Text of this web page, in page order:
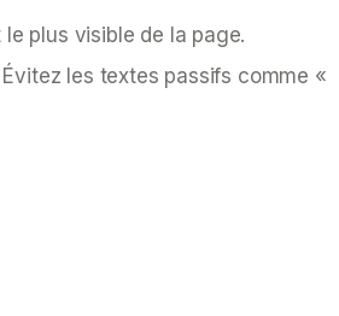
plus visible de la page.
les textes passifs comme «